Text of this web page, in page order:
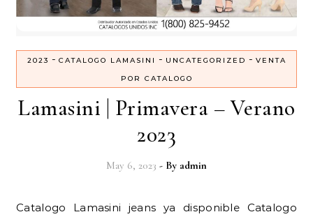
2023 - CATALOGO LAMASINI - UNCATEGORIZED - VENTA
POR CATALOGO
Lamasini | Primavera – Verano
2023
May 6, 2023 - By admin
Catalogo Lamasini jeans ya disponible Catalogo